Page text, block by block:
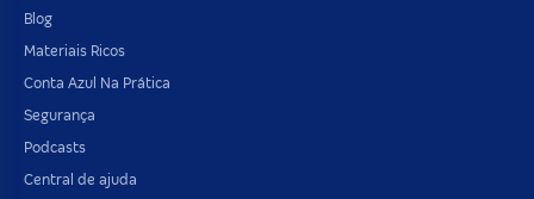
Blog
Materiais Ricos
Conta Azul Na Prática
Segurança
Podcasts
Central de ajuda